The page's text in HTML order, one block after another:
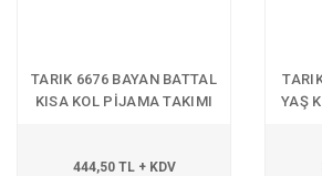
TARIK 6676 BAYAN BATTAL
KISA KOL PİJAMA TAKIMI
444,50 TL + KDV
YAŞ